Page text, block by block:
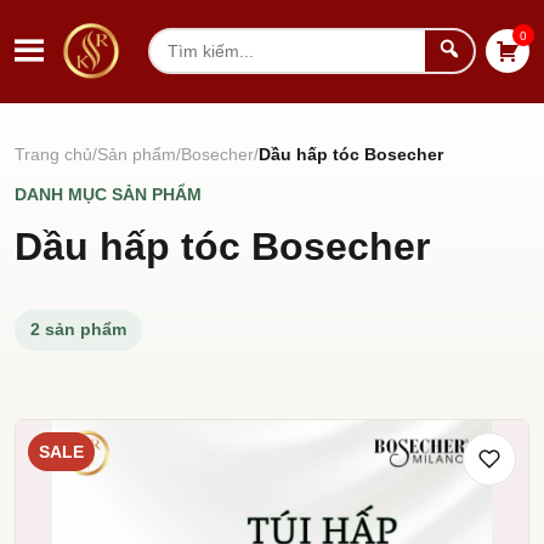
Tìm
0
Trang chủ Sản phẩm Bosecher Dầu hấp tóc Bosecher
DANH MỤC SẢN PHẨM
Dầu hấp tóc Bosecher
2 sản phẩm
SALE